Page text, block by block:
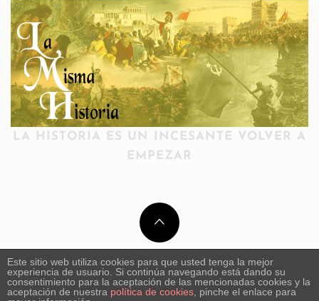
LA HISTORIA ES UN INCESANTE VOLVER A
EMPEZAR
Este sitio web utiliza cookies para que usted tenga la mejor
experiencia de usuario. Si continúa navegando está dando su
consentimiento para la aceptación de las mencionadas cookies y la
aceptación de nuestra política de cookies , pinche el enlace para